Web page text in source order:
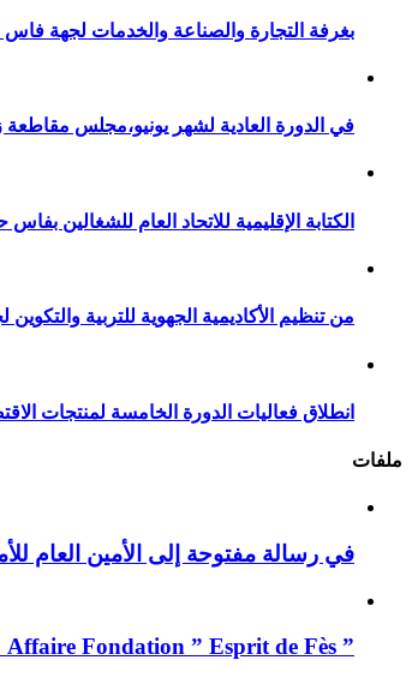
بغرفة التجارة والصناعة والخدمات لجهة
في الدورة العادية لشهر يونيو،مجلس
الكتابة الإقليمية للاتحاد العام
من تنظيم الأكاديمية الجهوية للتربية
انطلاق فعاليات الدورة الخامسة لمنتجات
ملفات
في رسالة مفتوحة إلى الأمين العام
” Affaire Fondation ” Esprit de Fès ”...